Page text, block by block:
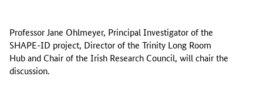
Professor Jane Ohlmeyer, Principal Investigator of the
SHAPE-ID project, Director of the Trinity Long Room
Hub and Chair of the Irish Research Council, will chair the
discussion.